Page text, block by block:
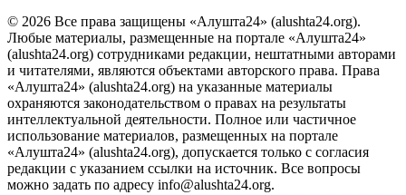
© 2026 Все права защищены «Алушта24» (alushta24.org).
Любые материалы, размещенные на портале «Алушта24»
(alushta24.org) сотрудниками редакции, нештатными авторами
и читателями, являются объектами авторского права. Права
«Алушта24» (alushta24.org) на указанные материалы
охраняются законодательством о правах на результаты
интеллектуальной деятельности. Полное или частичное
использование материалов, размещенных на портале
«Алушта24» (alushta24.org), допускается только с согласия
редакции с указанием ссылки на источник. Все вопросы
можно задать по адресу info@alushta24.org.